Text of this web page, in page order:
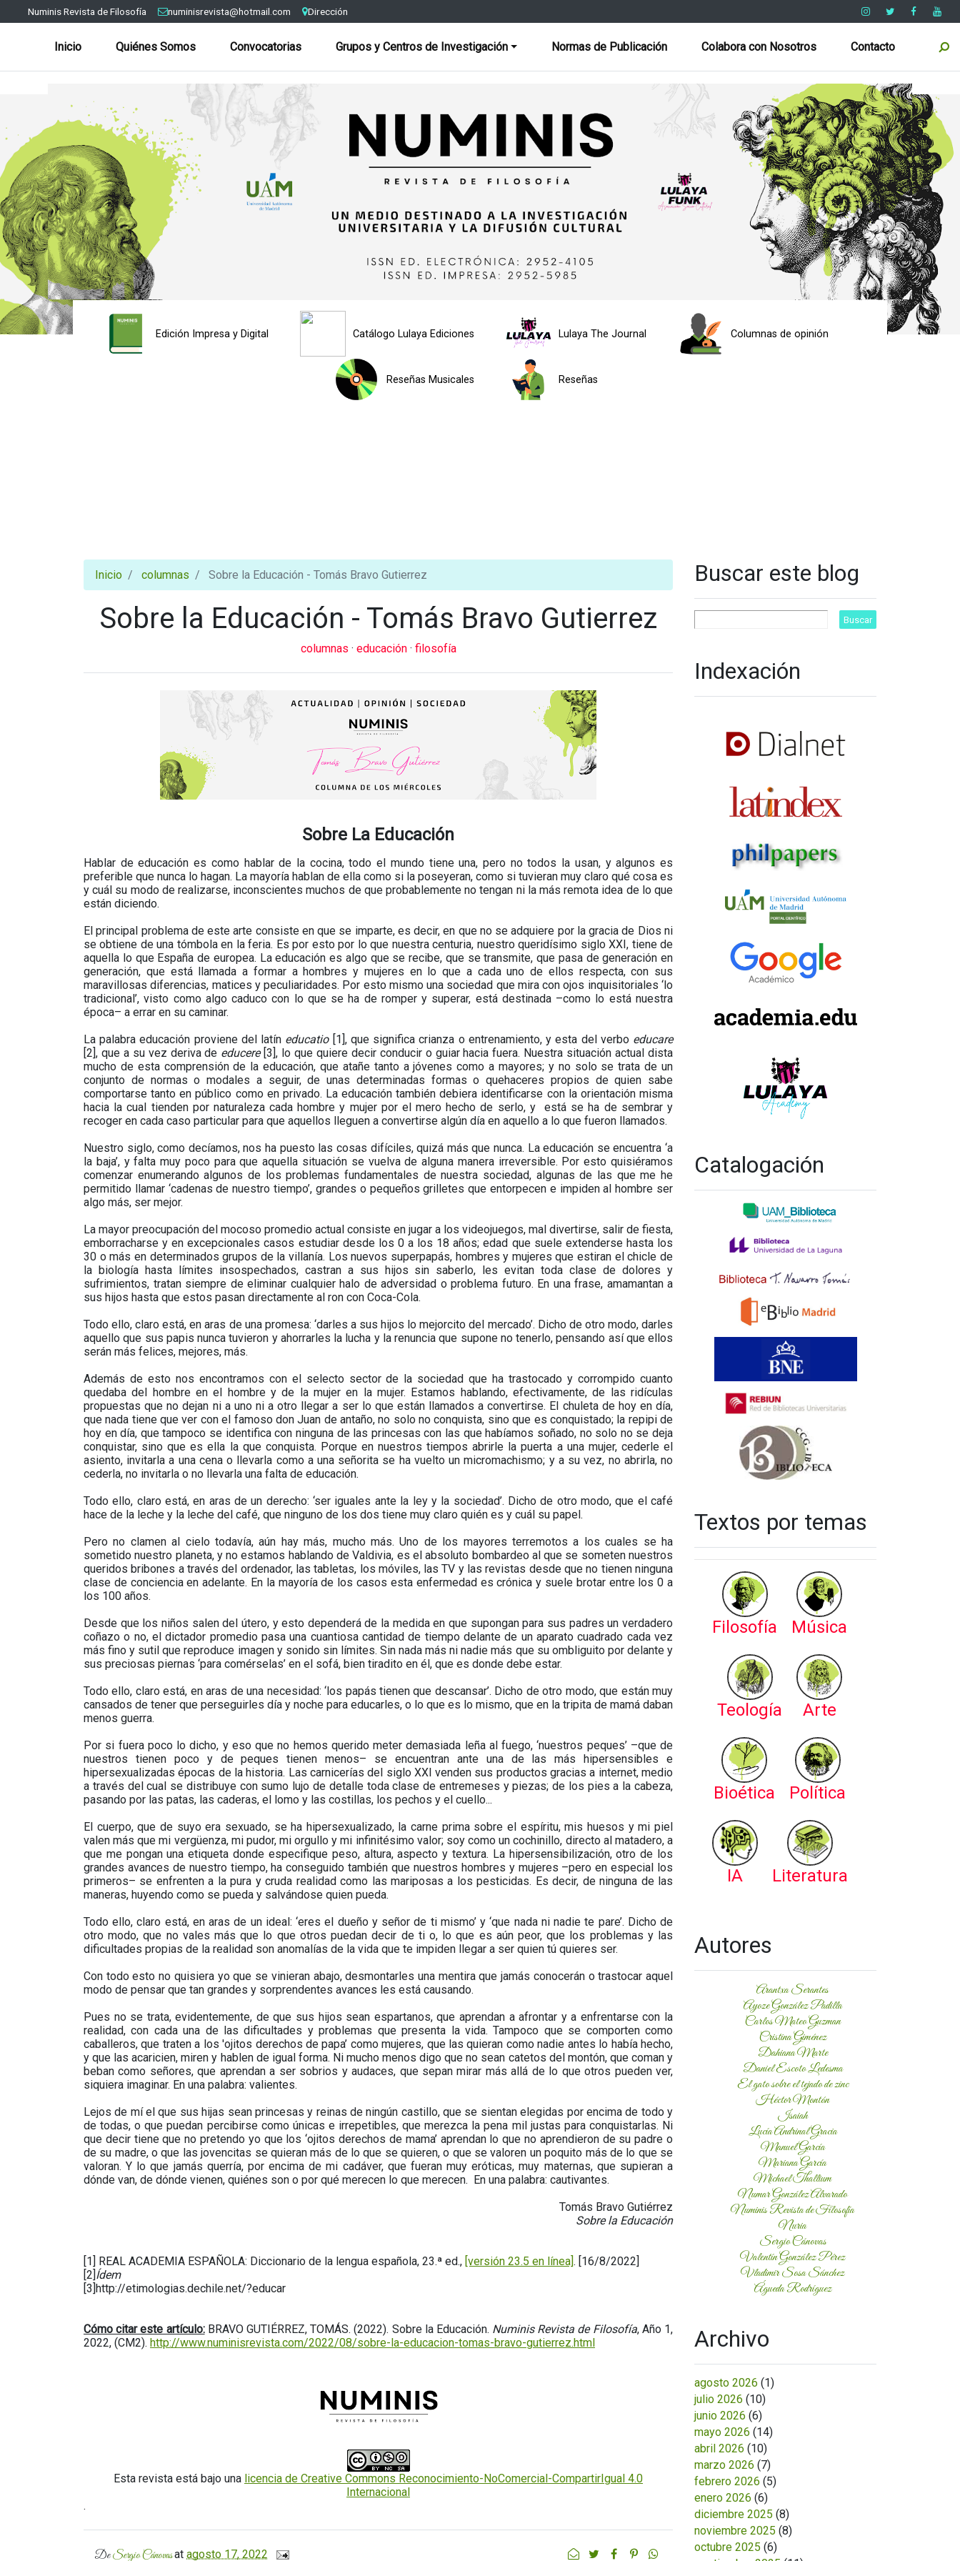
Numinis Revista de Filosofía numinisrevista@hotmail.com Dirección
Inicio Quiénes Somos Convocatorias Grupos y Centros de Investigación Normas de Publicación Colabora con Nosotros Contacto
Edición Impresa y Digital Catálogo Lulaya Ediciones Lulaya The Journal Columnas de opinión
Reseñas Musicales Reseñas
Inicio columnas Sobre la Educación - Tomás Bravo Gutierrez
Sobre la Educación - Tomás Bravo Gutierrez
columnas · educación · filosofía
Sobre La Educación
Hablar de educación es como hablar de la cocina, todo el mundo tiene una, pero no todos la usan, y algunos es
preferible que nunca lo hagan. La mayoría hablan de ella como si la poseyeran, como si tuvieran muy claro qué cosa es
y cuál su modo de realizarse, inconscientes muchos de que probablemente no tengan ni la más remota idea de lo que
están diciendo.
El principal problema de este arte consiste en que se imparte, es decir, en que no se adquiere por la gracia de Dios ni
se obtiene de una tómbola en la feria. Es por esto por lo que nuestra centuria, nuestro queridísimo siglo XXI, tiene de
aquella lo que España de europea. La educación es algo que se recibe, que se transmite, que pasa de generación en
generación, que está llamada a formar a hombres y mujeres en lo que a cada uno de ellos respecta, con sus
maravillosas diferencias, matices y peculiaridades. Por esto mismo una sociedad que mira con ojos inquisitoriales ‘lo
tradicional’, visto como algo caduco con lo que se ha de romper y superar, está destinada –como lo está nuestra
época– a errar en su caminar.
La palabra educación proviene del latín educatio [1], que significa crianza o entrenamiento, y esta del verbo educare
[2], que a su vez deriva de educere [3], lo que quiere decir conducir o guiar hacia fuera. Nuestra situación actual dista
mucho de esta comprensión de la educación, que atañe tanto a jóvenes como a mayores; y no solo se trata de un
conjunto de normas o modales a seguir, de unas determinadas formas o quehaceres propios de quien sabe
comportarse tanto en público como en privado. La educación también debiera identificarse con la orientación misma
hacia la cual tienden por naturaleza cada hombre y mujer por el mero hecho de serlo, y está se ha de sembrar y
recoger en cada caso particular para que aquellos lleguen a convertirse algún día en aquello a lo que fueron llamados.
Nuestro siglo, como decíamos, nos ha puesto las cosas difíciles, quizá más que nunca. La educación se encuentra ‘a
la baja’, y falta muy poco para que aquella situación se vuelva de alguna manera irreversible. Por esto quisiéramos
comenzar enumerando algunos de los problemas fundamentales de nuestra sociedad, algunas de las que me he
permitido llamar ‘cadenas de nuestro tiempo’, grandes o pequeños grilletes que entorpecen e impiden al hombre ser
algo más, ser mejor.
La mayor preocupación del mocoso promedio actual consiste en jugar a los videojuegos, mal divertirse, salir de fiesta,
emborracharse y en excepcionales casos estudiar desde los 0 a los 18 años; edad que suele extenderse hasta los
30 o más en determinados grupos de la villanía. Los nuevos superpapás, hombres y mujeres que estiran el chicle de
la biología hasta límites insospechados, castran a sus hijos sin saberlo, les evitan toda clase de dolores y
sufrimientos, tratan siempre de eliminar cualquier halo de adversidad o problema futuro. En una frase, amamantan a
sus hijos hasta que estos pasan directamente al ron con Coca-Cola.
Todo ello, claro está, en aras de una promesa: ‘darles a sus hijos lo mejorcito del mercado’. Dicho de otro modo, darles
aquello que sus papis nunca tuvieron y ahorrarles la lucha y la renuncia que supone no tenerlo, pensando así que ellos
serán más felices, mejores, más.
Además de esto nos encontramos con el selecto sector de la sociedad que ha trastocado y corrompido cuanto
quedaba del hombre en el hombre y de la mujer en la mujer. Estamos hablando, efectivamente, de las ridículas
propuestas que no dejan ni a uno ni a otro llegar a ser lo que están llamados a convertirse. El chuleta de hoy en día,
que nada tiene que ver con el famoso don Juan de antaño, no solo no conquista, sino que es conquistado; la repipi de
hoy en día, que tampoco se identifica con ninguna de las princesas con las que habíamos soñado, no solo no se deja
conquistar, sino que es ella la que conquista. Porque en nuestros tiempos abrirle la puerta a una mujer, cederle el
asiento, invitarla a una cena o llevarla como a una señorita se ha vuelto un micromachismo; y a su vez, no abrirla, no
cederla, no invitarla o no llevarla una falta de educación.
Todo ello, claro está, en aras de un derecho: ‘ser iguales ante la ley y la sociedad’. Dicho de otro modo, que el café
hace de la leche y la leche del café, que ninguno de los dos tiene muy claro quién es y cuál su papel.
Pero no clamen al cielo todavía, aún hay más, mucho más. Uno de los mayores terremotos a los cuales se ha
sometido nuestro planeta, y no estamos hablando de Valdivia, es el absoluto bombardeo al que se someten nuestros
queridos bribones a través del ordenador, las tabletas, los móviles, las TV y las revistas desde que no tienen ninguna
clase de conciencia en adelante. En la mayoría de los casos esta enfermedad es crónica y suele brotar entre los 0 a
los 100 años.
Desde que los niños salen del útero, y esto dependerá de la medida en que supongan para sus padres un verdadero
coñazo o no, el dictador promedio pasa una cuantiosa cantidad de tiempo delante de un aparato cuadrado cada vez
más fino y sutil que reproduce imagen y sonido sin límites. Sin nada más ni nadie más que su ombliguito por delante y
sus preciosas piernas ‘para comérselas’ en el sofá, bien tiradito en él, que es donde debe estar.
Todo ello, claro está, en aras de una necesidad: ‘los papás tienen que descansar’. Dicho de otro modo, que están muy
cansados de tener que perseguirles día y noche para educarles, o lo que es lo mismo, que en la tripita de mamá daban
menos guerra.
Por si fuera poco lo dicho, y eso que no hemos querido meter demasiada leña al fuego, ‘nuestros peques’ –que de
nuestros tienen poco y de peques tienen menos– se encuentran ante una de las más hipersensibles e
hipersexualizadas épocas de la historia. Las carnicerías del siglo XXI venden sus productos gracias a internet, medio
a través del cual se distribuye con sumo lujo de detalle toda clase de entremeses y piezas; de los pies a la cabeza,
pasando por las patas, las caderas, el lomo y las costillas, los pechos y el cuello...
El cuerpo, que de suyo era sexuado, se ha hipersexualizado, la carne prima sobre el espíritu, mis huesos y mi piel
valen más que mi vergüenza, mi pudor, mi orgullo y mi infinitésimo valor; soy como un cochinillo, directo al matadero, a
que me pongan una etiqueta donde especifique peso, altura, aspecto y textura. La hipersensibilización, otro de los
grandes avances de nuestro tiempo, ha conseguido también que nuestros hombres y mujeres –pero en especial los
primeros– se enfrenten a la pura y cruda realidad como las mariposas a los pesticidas. Es decir, de ninguna de las
maneras, huyendo como se pueda y salvándose quien pueda.
Todo ello, claro está, en aras de un ideal: ‘eres el dueño y señor de ti mismo’ y ‘que nada ni nadie te pare’. Dicho de
otro modo, que no vales más que lo que otros puedan decir de ti o, lo que es aún peor, que los problemas y las
dificultades propias de la realidad son anomalías de la vida que te impiden llegar a ser quien tú quieres ser.
Con todo esto no quisiera yo que se vinieran abajo, desmontarles una mentira que jamás conocerán o trastocar aquel
modo de pensar que tan grandes y sorprendentes avances les está causando.
Pues no se trata, evidentemente, de que sus hijos sean espartanos, que aprendan a afrontar y a enfrentarse con la
realidad, con cada una de las dificultades y problemas que presenta la vida. Tampoco que se comporten como
caballeros, que traten a los 'ojitos derechos de papa’ como mujeres, que las quieran como nadie antes lo había hecho,
y que las acaricien, miren y hablen de igual forma. Ni mucho menos digo que no sean catetos del montón, que coman y
beban como señores, que aprendan a ser sobrios y audaces, que sepan mirar más allá de lo que otros pueden ver,
siquiera imaginar. En una palabra: valientes.
Lejos de mí el que sus hijas sean princesas y reinas de ningún castillo, que se sientan elegidas por encima de todo y
de todas, o que puedan percibirse como únicas e irrepetibles, que merezca la pena mil justas para conquistarlas. Ni
que decir tiene que no pretendo yo que los ‘ojitos derechos de mama’ aprendan lo que no aprendieron de su padre o
de su madre, o que las jovencitas se quieran más de lo que se quieren, o que se valoren un poquito más de lo que se
valoran. Y lo que jamás querría, por encima de mi cadáver, que fueran muy eróticas, muy maternas, que supieran a
dónde van, de dónde vienen, quiénes son o por qué merecen lo que merecen. En una palabra: cautivantes.
Tomás Bravo Gutiérrez
Sobre la Educación
[1] REAL ACADEMIA ESPAÑOLA: Diccionario de la lengua española, 23.ª ed., [versión 23.5 en línea]. [16/8/2022]
[2]Ídem
[3]http://etimologias.dechile.net/?educar
Cómo citar este artículo:BRAVO GUTIÉRREZ, TOMÁS. (2022). Sobre la Educación. Numinis Revista de Filosofía, Año 1,
2022, (CM2). http://www.numinisrevista.com/2022/08/sobre-la-educacion-tomas-bravo-gutierrez.html
Esta revista está bajo una licencia de Creative Commons Reconocimiento-NoComercial-CompartirIgual 4.0
Internacional
.
DeSergio Cánovasat agosto 17, 2022
Buscar este blog
Indexación
Catalogación
Textos por temas
Filosofía Música
Teología Arte
Bioética Política
IA Literatura
Autores
Arantxa Serantes
Ayoze González Padilla
Carlos Mateo Guzman
Cristina Giménez
Dahiana Marte
Daniel Escoto Ledesma
El gato sobre el tejado de zinc
Héctor Montón
Isaiah
Lucía Andrinal Gracia
Manuel García
Mariana García
Michael Thallium
Numar González Alvarado
Numinis Revista de Filosofía
Nuria
Sergio Cánovas
Valentín González Pérez
Vladimir Sosa Sánchez
Águeda Rodríguez
Archivo
agosto 2026 (1)
julio 2026 (10)
junio 2026 (6)
mayo 2026 (14)
abril 2026 (10)
marzo 2026 (7)
febrero 2026 (5)
enero 2026 (6)
diciembre 2025 (8)
noviembre 2025 (8)
octubre 2025 (6)